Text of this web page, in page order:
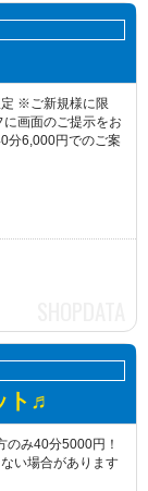
※ご新規様に限
に画面のご提示をお
分6,000円でのご案
ト♬
のみ40分5000円！
い場合があります